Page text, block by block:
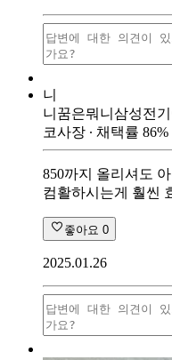
니
니꿈은뭐니 삼성전기
코사장 ∙ 채택률 86%
850까지 올리셔도
컴활하시는게 훨씬
좋아요 0
2025.01.26